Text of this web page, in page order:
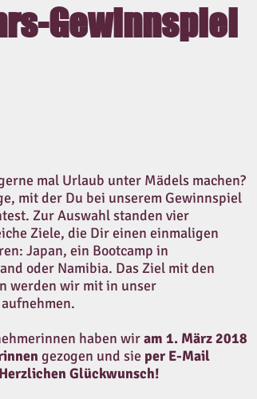
Gewinnspiel
mal Urlaub unter Mädels machen?
mit der Du bei unserem Gewinnspiel
Zur Auswahl standen vier
Ziele, die Dir einen einmaligen
Japan, ein Bootcamp in
oder Namibia. Das Ziel mit den
werden wir mit in unser
haben wiram 1. März 2018
gezogen und sie per E-Mail
Herzlichen Glückwunsch!